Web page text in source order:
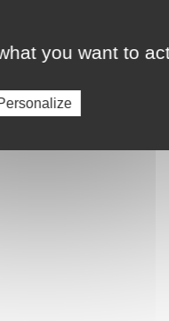
you want to